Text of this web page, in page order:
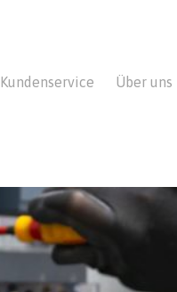
Kundenservice Über uns